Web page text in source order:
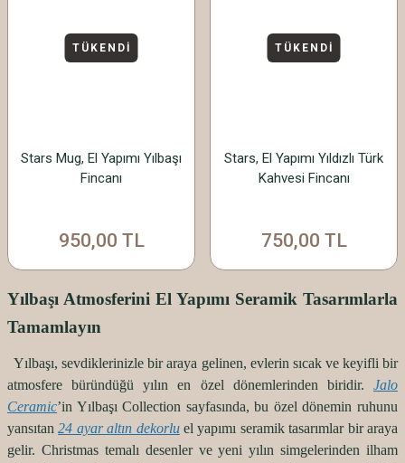
TÜKENDİ
Stars Mug, El Yapımı Yılbaşı
Fincanı
950,00 TL
TÜKENDİ
Stars, El Yapımı Yıldızlı Türk
Kahvesi Fincanı
750,00 TL
Yılbaşı Atmosferini El Yapımı Seramik Tasarımlarla
Tamamlayın
Yılbaşı, sevdiklerinizle bir araya gelinen, evlerin sıcak ve keyifli bir
atmosfere büründüğü yılın en özel dönemlerinden biridir. Jalo
Ceramic’in Yılbaşı Collection sayfasında, bu özel dönemin ruhunu
yansıtan24 ayar altın dekorluel yapımı seramik tasarımlar bir araya
gelir. Christmas temalı desenler ve yeni yılın simgelerinden ilham